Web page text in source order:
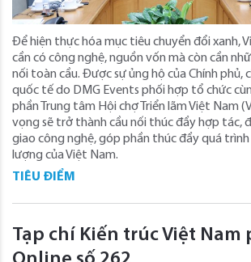
Để hiện thực hóa mục tiêu chuyển đổi xanh,
cần có công nghệ, nguồn vốn mà còn cần
nối toàn cầu. Được sự ủng hộ của Chính phủ,
quốc tế do DMG Events phối hợp tổ chức
phần Trung tâm Hội chợ Triển lãm Việt Nam
vọng sẽ trở thành cầu nối thúc đẩy hợp tác,
giao công nghệ, góp phần thúc đẩy quá trình
lượng của Việt Nam.
TIÊU ĐIỂM
Tạp chí Kiến trúc Việt Nam